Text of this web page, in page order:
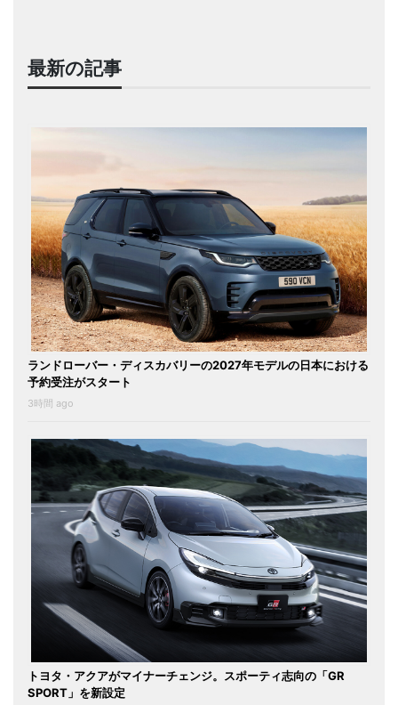
最新の記事
ランドローバー・ディスカバリーの2027年モデルの日本における
予約受注がスタート
3時間 ago
トヨタ・アクアがマイナーチェンジ。スポーティ志向の「GR
SPORT」を新設定